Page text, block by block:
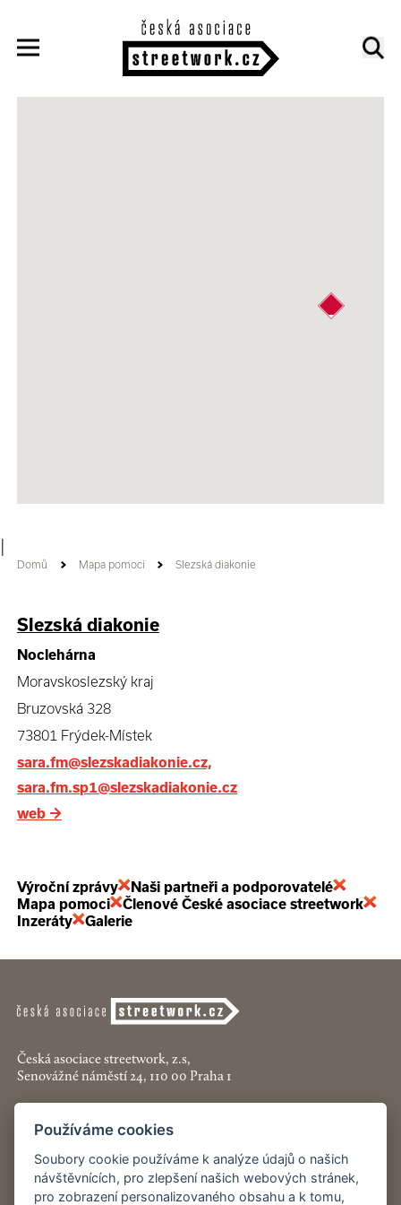
Domů Mapa pomoci Slezská diakonie
Slezská diakonie
Noclehárna
Moravskoslezský kraj
Bruzovská 328
73801 Frýdek-Místek
sara.fm@slezskadiakonie.cz,
sara.fm.sp1@slezskadiakonie.cz
web →
Výroční zprávy
Naši partneři a podporovatelé
Mapa pomoci
Členové České asociace streetwork
Inzeráty
Galerie
Česká asociace streetwork, z.s,
Senovážné náměstí 24, 110 00 Praha 1
+420 774 913 777
asociace@streetwork.cz
Nastavení cookies
Používáme cookies
Soubory cookie používáme k analýze údajů o našich
návštěvnících, pro zlepšení našich webových stránek,
pro zobrazení personalizovaného obsahu a k tomu,